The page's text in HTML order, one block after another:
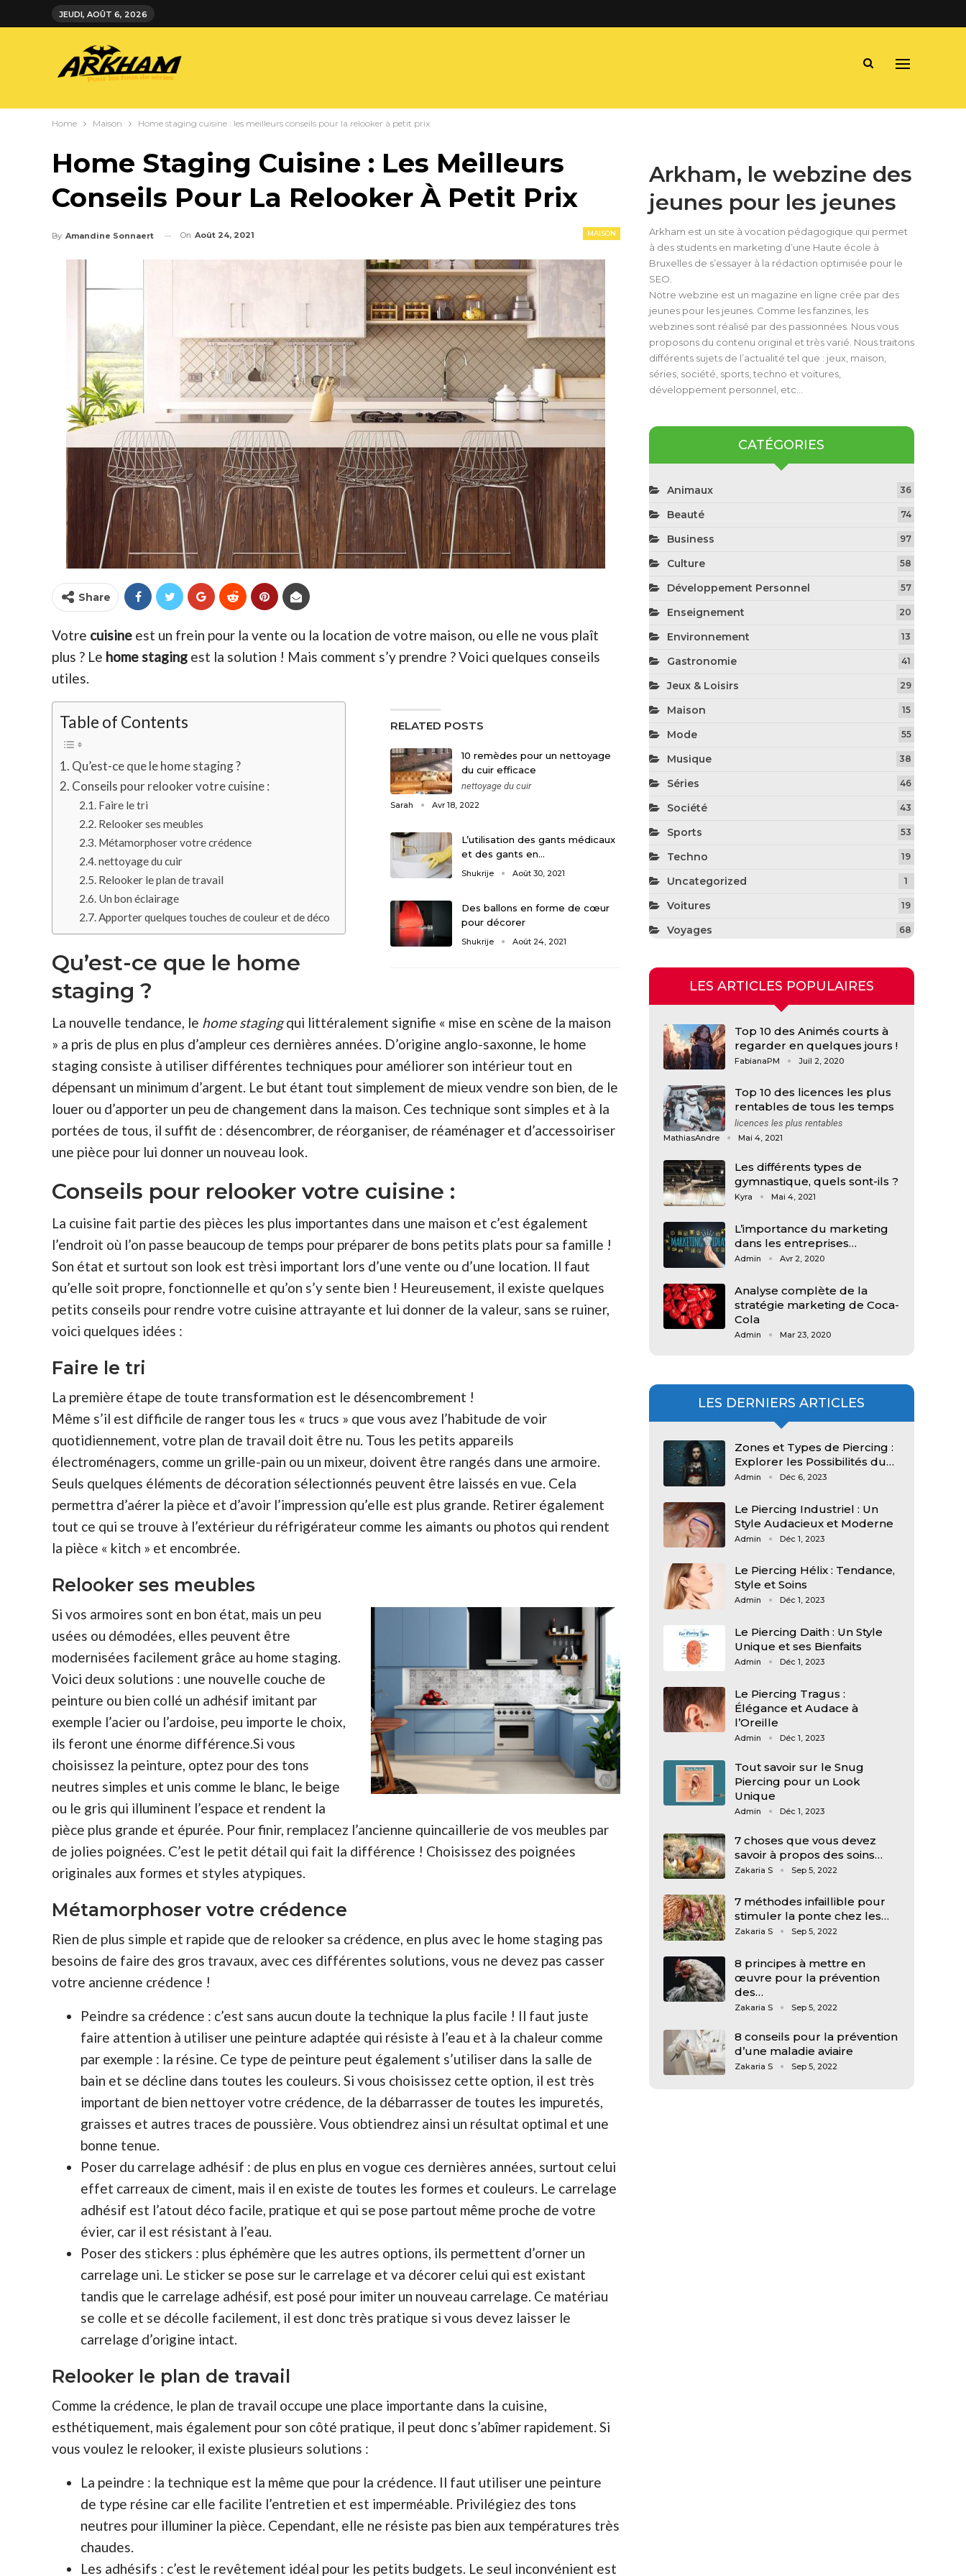
JEUDI, AOÛT 6, 2026
Home Maison Home staging cuisine : les meilleurs conseils pour la relooker à petit prix
Home Staging Cuisine : Les Meilleurs
Conseils Pour La Relooker À Petit Prix
MAISON
By Amandine Sonnaert On Août 24, 2021
Share
Votre cuisine est un frein pour la vente ou la location de votre maison, ou elle ne vous plaît
plus ? Le home staging est la solution ! Mais comment s’y prendre ? Voici quelques conseils
utiles.
RELATED POSTS
10 remèdes pour un nettoyage
du cuir efficace
nettoyage du cuir
Sarah Avr 18, 2022
L’utilisation des gants médicaux
et des gants en…
Shukrije Août 30, 2021
Des ballons en forme de cœur
pour décorer
Shukrije Août 24, 2021
Table of Contents
Qu’est-ce que le home staging ?
Conseils pour relooker votre cuisine :
Faire le tri
Relooker ses meubles
Métamorphoser votre crédence
nettoyage du cuir
Relooker le plan de travail
Un bon éclairage
Apporter quelques touches de couleur et de déco
Qu’est-ce que le home
staging ?
La nouvelle tendance, le home stagingqui littéralement signifie « mise en scène de la maison
» a pris de plus en plus d’ampleur ces dernières années. D’origine anglo-saxonne, le home
staging consiste à utiliser différentes techniques pour améliorer son intérieur tout en
dépensant un minimum d’argent. Le but étant tout simplement de mieux vendre son bien, de le
louer ou d’apporter un peu de changement dans la maison. Ces technique sont simples et à la
portées de tous, il suffit de : désencombrer, de réorganiser, de réaménager et d’accessoiriser
une pièce pour lui donner un nouveau look.
Conseils pour relooker votre cuisine :
La cuisine fait partie des pièces les plus importantes dans une maison et c’est également
l’endroit où l’on passe beaucoup de temps pour préparer de bons petits plats pour sa famille !
Son état et surtout son look est trèsi important lors d’une vente ou d’une location. Il faut
qu’elle soit propre, fonctionnelle et qu’on s’y sente bien ! Heureusement, il existe quelques
petits conseils pour rendre votre cuisine attrayante et lui donner de la valeur, sans se ruiner,
voici quelques idées :
Faire le tri
La première étape de toute transformation est le désencombrement !
Même s’il est difficile de ranger tous les « trucs » que vous avez l’habitude de voir
quotidiennement, votre plan de travail doit être nu. Tous les petits appareils
électroménagers, comme un grille-pain ou un mixeur, doivent être rangés dans une armoire.
Seuls quelques éléments de décoration sélectionnés peuvent être laissés en vue. Cela
permettra d’aérer la pièce et d’avoir l’impression qu’elle est plus grande. Retirer également
tout ce qui se trouve à l’extérieur du réfrigérateur comme les aimants ou photos qui rendent
la pièce « kitch » et encombrée.
Relooker ses meubles
Si vos armoires sont en bon état, mais un peu
usées ou démodées, elles peuvent être
modernisées facilement grâce au home staging.
Voici deux solutions : une nouvelle couche de
peinture ou bien collé un adhésif imitant par
exemple l’acier ou l’ardoise, peu importe le choix,
ils feront une énorme différence.Si vous
choisissez la peinture, optez pour des tons
neutres simples et unis comme le blanc, le beige
ou le gris qui illuminent l’espace et rendent la
pièce plus grande et épurée. Pour finir, remplacez l’ancienne quincaillerie de vos meubles par
de jolies poignées. C’est le petit détail qui fait la différence ! Choisissez des poignées
originales aux formes et styles atypiques.
Métamorphoser votre crédence
Rien de plus simple et rapide que de relooker sa crédence, en plus avec le home staging pas
besoins de faire des gros travaux, avec ces différentes solutions, vous ne devez pas casser
votre ancienne crédence !
Peindre sa crédence : c’est sans aucun doute la technique la plus facile ! Il faut juste
faire attention à utiliser une peinture adaptée qui résiste à l’eau et à la chaleur comme
par exemple : la résine. Ce type de peinture peut également s’utiliser dans la salle de
bain et se décline dans toutes les couleurs. Si vous choisissez cette option, il est très
important de bien nettoyer votre crédence, de la débarrasser de toutes les impuretés,
graisses et autres traces de poussière. Vous obtiendrez ainsi un résultat optimal et une
bonne tenue.
Poser du carrelage adhésif : de plus en plus en vogue ces dernières années, surtout celui
effet carreaux de ciment, mais il en existe de toutes les formes et couleurs. Le carrelage
adhésif est l’atout déco facile, pratique et qui se pose partout même proche de votre
évier, car il est résistant à l’eau.
Poser des stickers : plus éphémère que les autres options, ils permettent d’orner un
carrelage uni. Le sticker se pose sur le carrelage et va décorer celui qui est existant
tandis que le carrelage adhésif, est posé pour imiter un nouveau carrelage. Ce matériau
se colle et se décolle facilement, il est donc très pratique si vous devez laisser le
carrelage d’origine intact.
Relooker le plan de travail
Comme la crédence, le plan de travail occupe une place importante dans la cuisine,
esthétiquement, mais également pour son côté pratique, il peut donc s’abîmer rapidement. Si
vous voulez le relooker, il existe plusieurs solutions :
La peindre : la technique est la même que pour la crédence. Il faut utiliser une peinture
de type résine car elle facilite l’entretien et est imperméable. Privilégiez des tons
neutres pour illuminer la pièce. Cependant, elle ne résiste pas bien aux températures très
chaudes.
Les adhésifs : c’est le revêtement idéal pour les petits budgets. Le seul inconvénient est
Arkham, le webzine des
jeunes pour les jeunes
Arkham est un site à vocation pédagogique qui permet
à des students en marketing d’une Haute école à
Bruxelles de s’essayer à la rédaction optimisée pour le
SEO.
Notre webzine est un magazine en ligne crée par des
jeunes pour les jeunes. Comme les fanzines, les
webzines sont réalisé par des passionnées. Nous vous
proposons du contenu original et très varié. Nous traitons
différents sujets de l’actualité tel que : jeux, maison,
séries, société, sports, techno et voitures,
développement personnel, etc…
CATÉGORIES
Animaux 36
Beauté 74
Business 97
Culture 58
Développement Personnel 57
Enseignement 20
Environnement 13
Gastronomie 41
Jeux & Loisirs 29
Maison 15
Mode 55
Musique 38
Séries 46
Société 43
Sports 53
Techno 19
Uncategorized 1
Voitures 19
Voyages 68
LES ARTICLES POPULAIRES
Top 10 des Animés courts à
regarder en quelques jours !
FabianaPM Juil 2, 2020
Top 10 des licences les plus
rentables de tous les temps
licences les plus rentables
MathiasAndre Mai 4, 2021
Les différents types de
gymnastique, quels sont-ils ?
Kyra Mai 4, 2021
L’importance du marketing
dans les entreprises…
Admin Avr 2, 2020
Analyse complète de la
stratégie marketing de Coca-
Cola
Admin Mar 23, 2020
LES DERNIERS ARTICLES
Zones et Types de Piercing :
Explorer les Possibilités du…
Admin Déc 6, 2023
Le Piercing Industriel : Un
Style Audacieux et Moderne
Admin Déc 1, 2023
Le Piercing Hélix : Tendance,
Style et Soins
Admin Déc 1, 2023
Le Piercing Daith : Un Style
Unique et ses Bienfaits
Admin Déc 1, 2023
Le Piercing Tragus :
Élégance et Audace à
l’Oreille
Admin Déc 1, 2023
Tout savoir sur le Snug
Piercing pour un Look
Unique
Admin Déc 1, 2023
7 choses que vous devez
savoir à propos des soins…
Zakaria S Sep 5, 2022
7 méthodes infaillible pour
stimuler la ponte chez les…
Zakaria S Sep 5, 2022
8 principes à mettre en
œuvre pour la prévention
des…
Zakaria S Sep 5, 2022
8 conseils pour la prévention
d’une maladie aviaire
Zakaria S Sep 5, 2022